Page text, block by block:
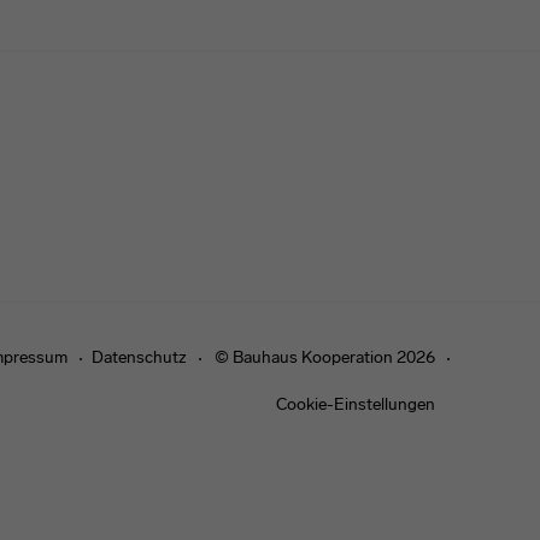
Datenschutz © Bauhaus Kooperation 2026
Cookie-Einstellungen